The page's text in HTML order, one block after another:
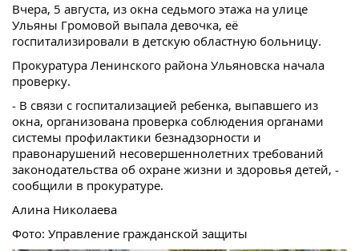
Вчера, 5 августа, из окна седьмого этажа на улице
Ульяны Громовой выпала девочка, её
госпитализировали в детскую областную больницу.
Прокуратура Ленинского района Ульяновска начала
проверку.
- В связи с госпитализацией ребенка, выпавшего из
окна, организована проверка соблюдения органами
системы профилактики безнадзорности и
правонарушений несовершеннолетних требований
законодательства об охране жизни и здоровья детей, -
сообщили в прокуратуре.
Алина Николаева
Фото: Управление гражданской защиты